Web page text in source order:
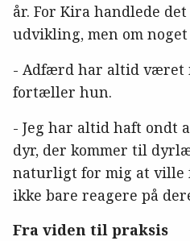
år. For Kira handlede
udvikling, men om
- Adfærd har altid været
fortæller hun.
- Jeg har altid haft ondt
dyr, der kommer til
naturligt for mig at ville
ikke bare reagere på
Fra viden til praksis